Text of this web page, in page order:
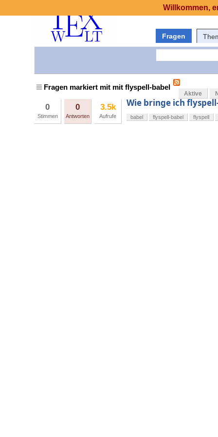
Fragen
Fragen markiert mit mit flyspell-babel
Aktive
0
Stimmen
0
Antworten
3.5k
Aufrufe
Wie bringe ich
babel flyspell-babel flyspell
Willkommen,